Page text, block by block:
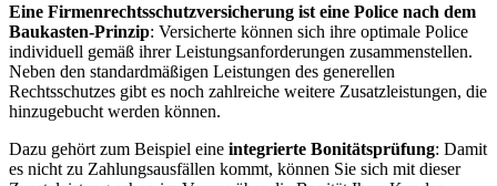
Eine Firmenrechtsschutzversicherung ist eine Police nach dem
Baukasten-Prinzip: Versicherte können sich ihre optimale Police
individuell gemäß ihrer Leistungsanforderungen zusammenstellen.
Neben den standardmäßigen Leistungen des generellen
Rechtsschutzes gibt es noch zahlreiche weitere Zusatzleistungen, die
hinzugebucht werden können.
Dazu gehört zum Beispiel eine integrierte Bonitätsprüfung: Damit
es nicht zu Zahlungsausfällen kommt, können Sie sich mit dieser